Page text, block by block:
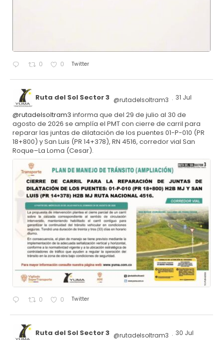
0 0 Twitter
Ruta del Sol Sector 3 @rutadelsoltram3 · 31 Jul
@rutadelsoltram3 informa que del 29 de julio al 30 de
agosto de 2026 se amplía el PMT con cierre de carril para
reparar las juntas de dilatación de los puentes 01-P-010 (PR
18+800) y San Luis (PR 14+378), RN 4516, corredor vial San
Roque–La Loma (Cesar).
0 0 Twitter
Ruta del Sol Sector 3 @rutadelsoltram3 · 30 Jul